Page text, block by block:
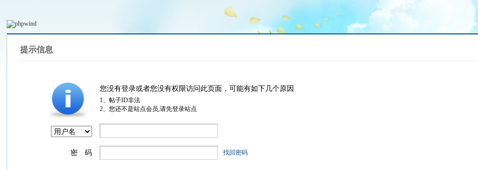
提示信息
您没有登录或者您没有权限访问此页面，可能有如下几个原因
1、帖子ID非法
2、您还不是站点会员,请先登录站点
密 码 找回密码